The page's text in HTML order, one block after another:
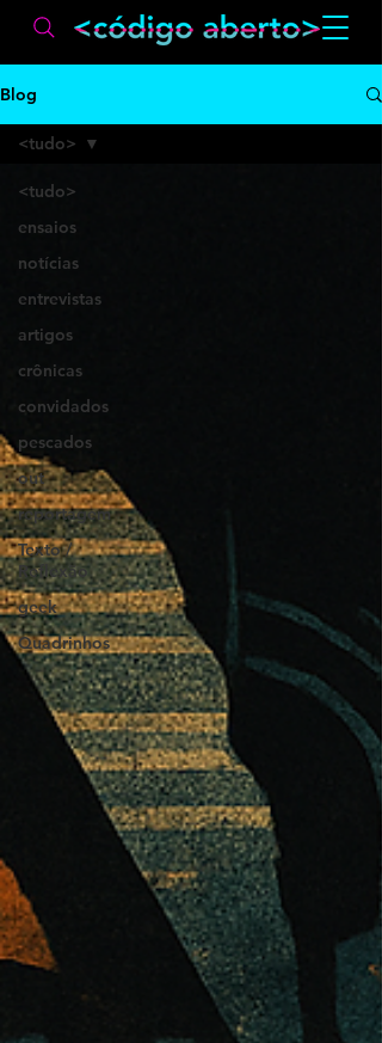
Blog
<tudo>
ensaios
notícias
entrevistas
artigos
crônicas
convidados
pescados
out
reportagem
Texto /
Reflexão
geek
Quadrinhos
<tudo>